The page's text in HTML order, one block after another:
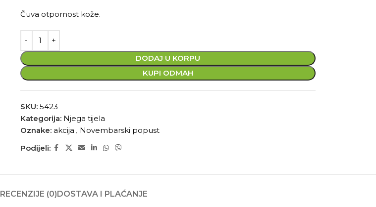
Čuva otpornost kože.
DODAJ U KORPU
KUPI ODMAH
SKU: 5423
Kategorija: Njega tijela
Oznake: akcija , Novembarski popust
Podijeli:
RECENZIJE (0)DOSTAVA I PLAĆANJE